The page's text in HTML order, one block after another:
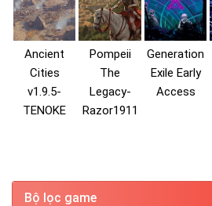
Ancient
Cities
v1.9.5-
TENOKE
Pompeii
The
Legacy-
Razor1911
Generation
Exile Early
Access
Bộ lọc game